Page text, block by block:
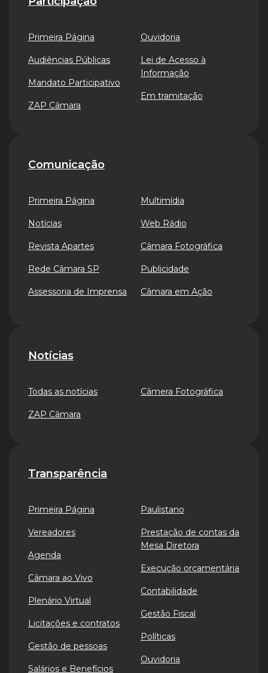
Primeira Página
Audiências Públicas
Mandato Participativo
ZAP Câmara
Ouvidoria
Lei de Acesso à
Informação
Em tramitação
Comunicação
Primeira Página
Notícias
Revista Apartes
Rede Câmara SP
Assessoria de Imprensa
Multimídia
Web Rádio
Câmara Fotográfica
Publicidade
Câmara em Ação
Notícias
Todas as notícias
ZAP Câmara
Câmera Fotográfica
Transparência
Primeira Página
Vereadores
Agenda
Câmara ao Vivo
Plenário Virtual
Licitações e contratos
Gestão de pessoas
Salários e Benefícios
Paulistano
Prestação de contas da
Mesa Diretora
Execução orçamentária
Contabilidade
Gestão Fiscal
Políticas
Ouvidoria